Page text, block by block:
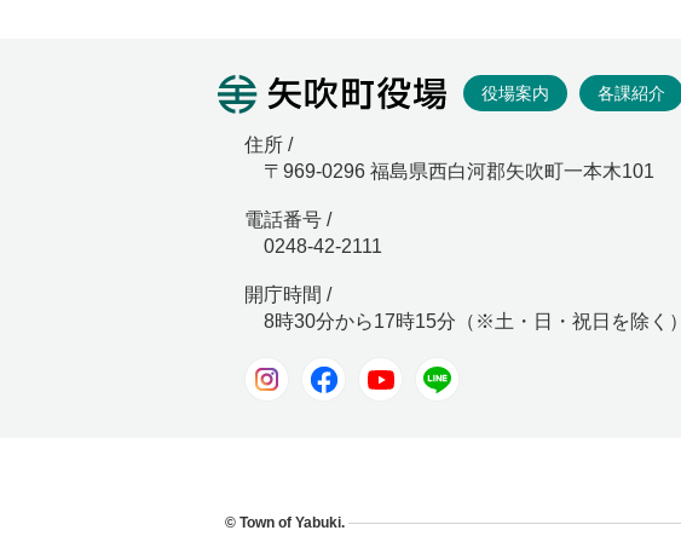
矢吹町役場
役場案内 各課紹介
住所 /
〒969-0296 福島県西白河郡矢吹町一本木101
電話番号 /
0248-42-2111
開庁時間 /
8時30分から17時15分（※土・日・祝日を除く）
InstagramFacebookYoutube
© Town of Yabuki.